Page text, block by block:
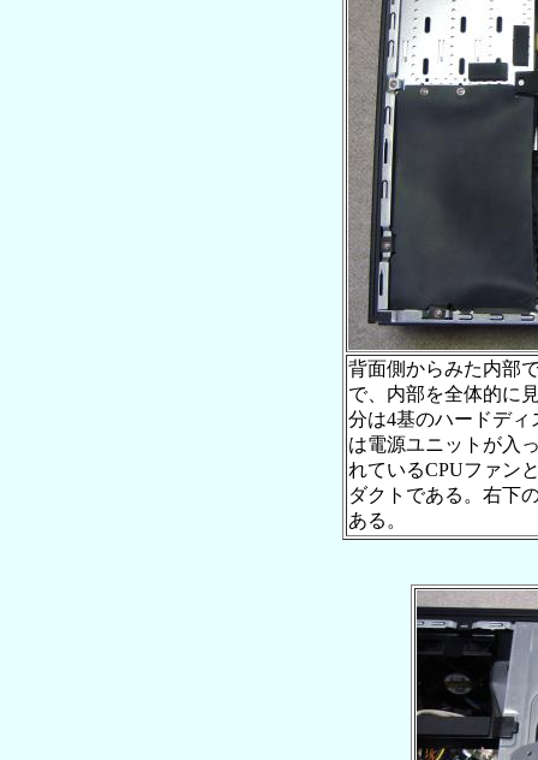
背面側からみた内部
で、内部を全体的に
分は4基のハードデ
は電源ユニットが入
れているCPUファン
ダクトである。右下
ある。